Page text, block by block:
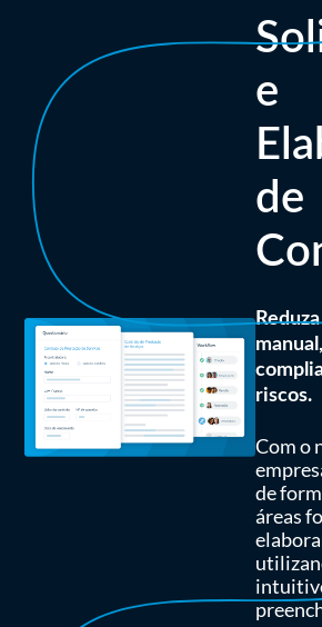
e
de
riscos.
Com o
de
áreas